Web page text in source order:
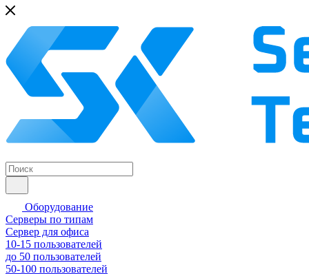
Оборудование
Серверы по типам
Сервер для офиса
10-15 пользователей
до 50 пользователей
50-100 пользователей